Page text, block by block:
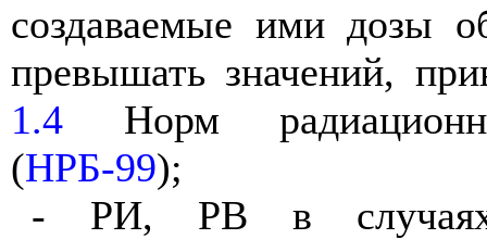
создаваемые ими дозы
превышать значений,
1.4 Норм
(НРБ-99);
- РИ, РВ в